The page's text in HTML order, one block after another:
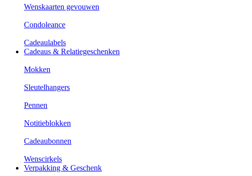
Wenskaarten gevouwen
Condoleance
Cadeaulabels
Cadeaus & Relatiegeschenken
Mokken
Sleutelhangers
Pennen
Notitieblokken
Cadeaubonnen
Wenscirkels
Verpakking & Geschenk